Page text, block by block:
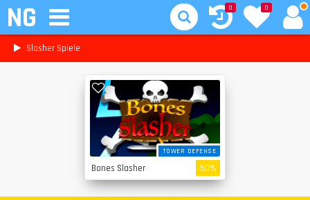
NG 0
0
Slasher Spiele
TOWER DEFENSE
Bones Slasher 50%